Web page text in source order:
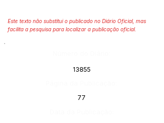
Este texto não substitui o publicado no Diário Oficial, mas
facilita a pesquisa para localizar a publicação oficial.
13855
77